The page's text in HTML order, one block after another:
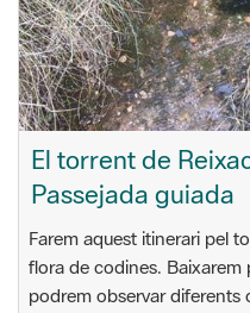
El torrent de
Passejada guiada
Farem aquest itinerari pel
flora de codines.
podrem observar diferents